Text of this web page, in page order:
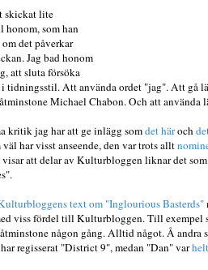
skickat lite
som han
det påverkar
Jag bad honom
att sluta försöka
tidningsstil. Att använda ordet "jag". Att gå
Michael Chabon. Och att använda
kritik jag har att ge inlägg somdet häroch
har visst anseende, den var trots allt
att delar av Kulturbloggen liknar det
text om "Inglourious Basterds"
viss fördel till Kulturbloggen. Till
någon gång. Alltid något. Å
regisserat "District 9", medan "Dan" var